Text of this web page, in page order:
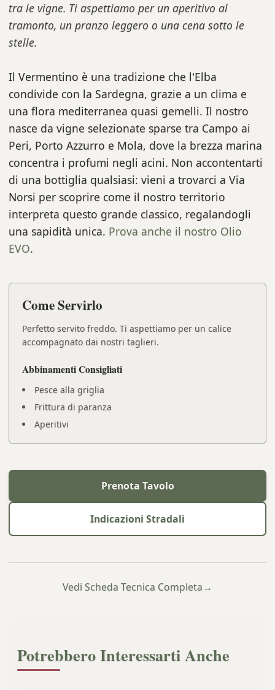
tra le vigne. Ti aspettiamo per un aperitivo al
tramonto, un pranzo leggero o una cena sotto le
stelle.
Il Vermentino è una tradizione che l'Elba
condivide con la Sardegna, grazie a un clima e
una flora mediterranea quasi gemelli. Il nostro
nasce da vigne selezionate sparse tra Campo ai
Peri, Porto Azzurro e Mola, dove la brezza marina
concentra i profumi negli acini. Non accontentarti
di una bottiglia qualsiasi: vieni a trovarci a Via
Norsi per scoprire come il nostro territorio
interpreta questo grande classico, regalandogli
una sapidità unica. Prova anche il nostro Olio
EVO.
Come Servirlo
Perfetto servito freddo. Ti aspettiamo per un calice
accompagnato dai nostri taglieri.
Abbinamenti Consigliati
Pesce alla griglia
Frittura di paranza
Aperitivi
Prenota Tavolo
Indicazioni Stradali
Vedi Scheda Tecnica Completa→
Potrebbero Interessarti Anche